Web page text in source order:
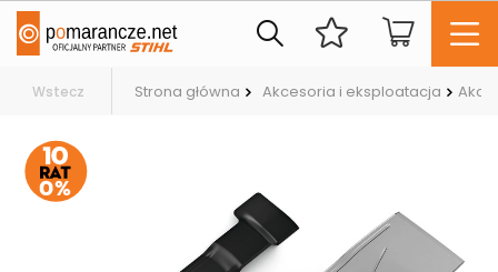
Wstecz Strona główna Akcesoria i eksploatacja